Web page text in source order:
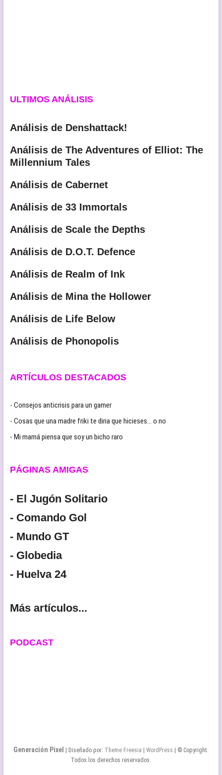
ULTIMOS ANÁLISIS
Análisis de Denshattack!
Análisis de The Adventures of Elliot: The
Millennium Tales
Análisis de Cabernet
Análisis de 33 Immortals
Análisis de Scale the Depths
Análisis de D.O.T. Defence
Análisis de Realm of Ink
Análisis de Mina the Hollower
Análisis de Life Below
Análisis de Phonopolis
ARTÍCULOS DESTACADOS
- Consejos anticrisis para un gamer
- Cosas que una madre friki te diria que hicieses… o no
- Mi mamá piensa que soy un bicho raro
PÁGINAS AMIGAS
- El Jugón Solitario
- Comando Gol
- Mundo GT
- Globedia
- Huelva 24
Más artículos...
PODCAST
Generación Pixel | Diseñado por: Theme Freesia |WordPress | © Copyright.
Todos los derechos reservados.